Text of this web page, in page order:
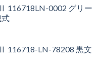
116718LN-0002 グリー
式
116718-LN-78208 黒文